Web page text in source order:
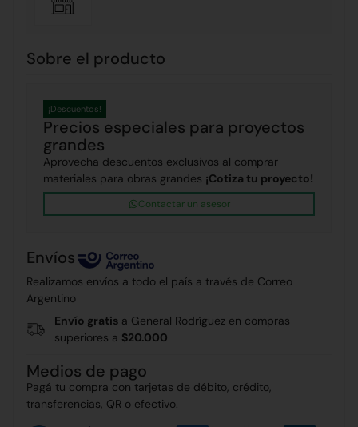
Sobre el producto
Precios especiales para proyectos
grandes
¡Descuentos!
Aprovecha descuentos exclusivos al comprar
materiales para obras grandes ¡Cotiza tu proyecto!
Contactar un asesor
Envíos
Realizamos envíos a todo el país a través de Correo
Argentino
Envío gratis a General Rodríguez en compras
superiores a $20.000
Medios de pago
Pagá tu compra con tarjetas de débito, crédito,
transferencias, QR o efectivo.